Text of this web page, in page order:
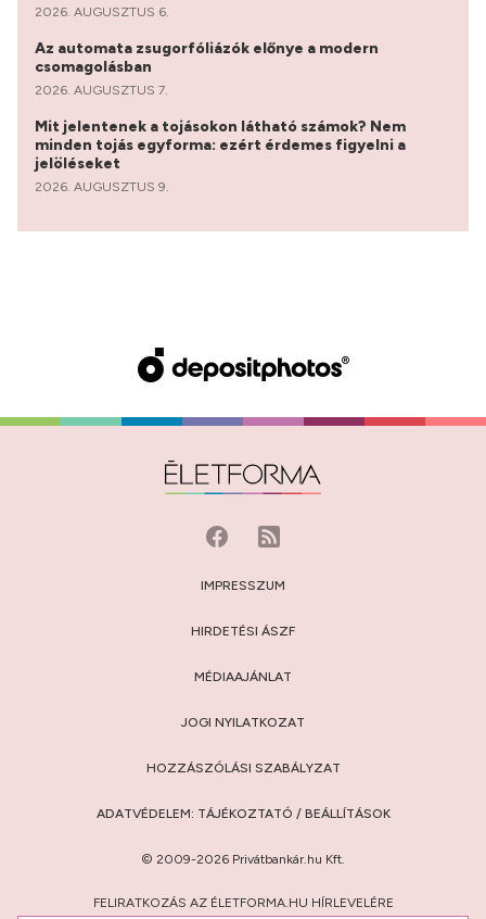
2026. AUGUSZTUS 6.
Az automata zsugorfóliázók előnye a modern
csomagolásban
2026. AUGUSZTUS 7.
Mit jelentenek a tojásokon látható számok? Nem
minden tojás egyforma: ezért érdemes figyelni a
jelöléseket
2026. AUGUSZTUS 9.
IMPRESSZUM
HIRDETÉSI ÁSZF
MÉDIAAJÁNLAT
JOGI NYILATKOZAT
HOZZÁSZÓLÁSI SZABÁLYZAT
ADATVÉDELEM: TÁJÉKOZTATÓ / BEÁLLÍTÁSOK
© 2009-2026 Privátbankár.hu Kft.
FELIRATKOZÁS AZ ÉLETFORMA.HU HÍRLEVELÉRE